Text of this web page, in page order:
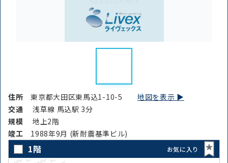
住所東京都大田区東馬込1-10-5地図を表示 ▶︎
交通
浅草線 馬込駅 3分
規模
地上2階
竣⼯ 1988年9月 (新耐震基準ビル)
1階 お気に入り